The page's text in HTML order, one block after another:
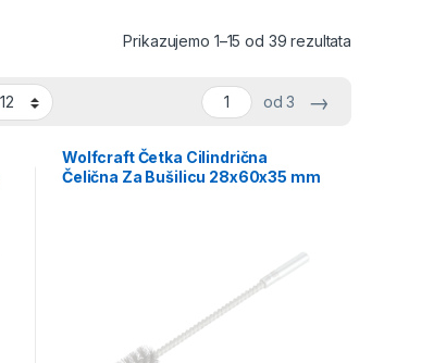
Prikazujemo 1–15 od 39 rezultata
od 3 →
Wolfcraft Četka Cilindrična
Čelična Za Bušilicu 28x60x35 mm